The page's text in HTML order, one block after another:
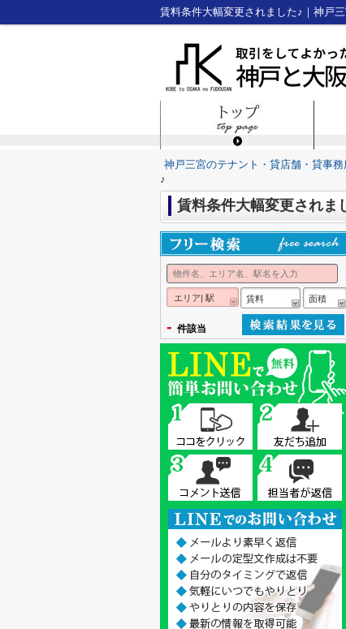
賃料条件大幅変更されました♪｜神戸
神戸三宮のテナント・貸店舗・貸事
♪
賃料条件大幅変更されま
エリア| 駅 賃料 面積
- 件該当